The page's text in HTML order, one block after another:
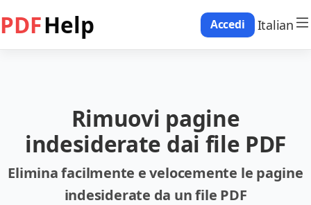
PDFHelp Accedi Italian
Rimuovi pagine
indesiderate dai file PDF
Elimina facilmente e velocemente le pagine
indesiderate da un file PDF